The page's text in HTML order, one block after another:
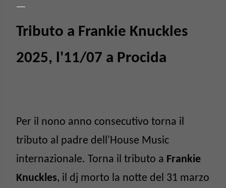
Tributo a Frankie Knuckles
2025, l'11/07 a Procida
Per il nono anno consecutivo torna il
tributo al padre dell'House Music
internazionale. Torna il tributo a Frankie
Knuckles, il dj morto la notte del 31 marzo